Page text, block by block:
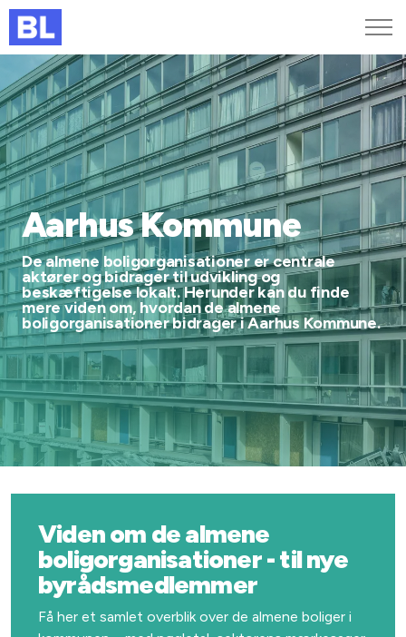
Genveje
Find medarbejder
Kurser og arrangementer
Jobportalen
MitBL
Aarhus Kommune
De almene boligorganisationer er centrale
aktører og bidrager til udvikling og
beskæftigelse lokalt. Herunder kan du finde
mere viden om, hvordan de almene
boligorganisationer bidrager i Aarhus Kommune.
Viden om de almene
boligorganisationer - til nye
byrådsmedlemmer
Få her et samlet overblik over de almene boliger i